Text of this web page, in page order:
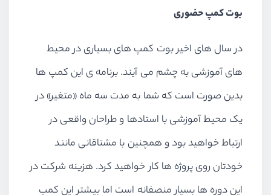
بوت کمپ حضوری
در سال های اخیر بوت کمپ های بسیاری در محیط
های آموزشی به چشم می آیند. برنامه ی این کمپ ها
بدین صورت است که شما به مدت سه ماه «متغیر» در
یک محیط آموزشی با استادها و طراحان واقعی در
ارتباط خواهید بود و همچنین با مشتاقانی مانند
خودتان روی پروژه ها کار خواهید کرد. هزینه شرکت در
این دوره ها بسیار منصفانه است اما بیشتر این کمپ